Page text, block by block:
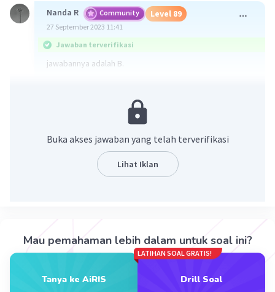
Nanda R Community Level 89
27 September 2023 11:41
Jawaban terverifikasi
jawabannya adalah B.
·0.0
Iklan
Buka akses jawaban yang telah terverifikasi
Lihat Iklan
Mau pemahaman lebih dalam untuk soal ini?
Tanya ke AiRIS
LATIHAN SOAL GRATIS!
Drill Soal